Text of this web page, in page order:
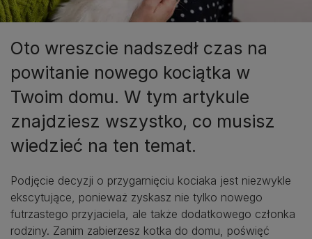
Oto wreszcie nadszedł czas na
powitanie nowego kociątka w
Twoim domu. W tym artykule
znajdziesz wszystko, co musisz
wiedzieć na ten temat.
Podjęcie decyzji o przygarnięciu kociaka jest niezwykle
ekscytujące, ponieważ zyskasz nie tylko nowego
futrzastego przyjaciela, ale także dodatkowego członka
rodziny. Zanim zabierzesz kotka do domu, poświęć